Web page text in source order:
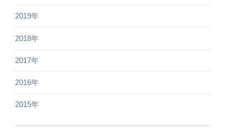
2019年
2018年
2017年
2016年
2015年